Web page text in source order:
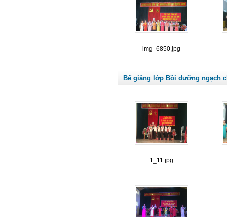
img_6850.jpg
Bế giảng lớp Bồi dưỡng ngạch
1_11.jpg